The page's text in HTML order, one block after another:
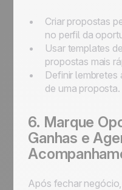
Criar propostas
no perfil da
Usar templates
propostas mais
Definir
de uma proposta.
6. Marque
Ganhas e
Após fechar